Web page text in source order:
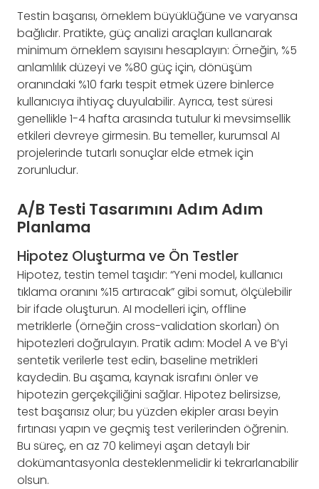
Testin başarısı, örneklem büyüklüğüne ve varyansa
bağlıdır. Pratikte, güç analizi araçları kullanarak
minimum örneklem sayısını hesaplayın: Örneğin, %5
anlamlılık düzeyi ve %80 güç için, dönüşüm
oranındaki %10 farkı tespit etmek üzere binlerce
kullanıcıya ihtiyaç duyulabilir. Ayrıca, test süresi
genellikle 1-4 hafta arasında tutulur ki mevsimsellik
etkileri devreye girmesin. Bu temeller, kurumsal AI
projelerinde tutarlı sonuçlar elde etmek için
zorunludur.
A/B Testi Tasarımını Adım Adım
Planlama
Hipotez Oluşturma ve Ön Testler
Hipotez, testin temel taşıdır: “Yeni model, kullanıcı
tıklama oranını %15 artıracak” gibi somut, ölçülebilir
bir ifade oluşturun. AI modelleri için, offline
metriklerle (örneğin cross-validation skorları) ön
hipotezleri doğrulayın. Pratik adım: Model A ve B’yi
sentetik verilerle test edin, baseline metrikleri
kaydedin. Bu aşama, kaynak israfını önler ve
hipotezin gerçekçiliğini sağlar. Hipotez belirsizse,
test başarısız olur; bu yüzden ekipler arası beyin
fırtınası yapın ve geçmiş test verilerinden öğrenin.
Bu süreç, en az 70 kelimeyi aşan detaylı bir
dokümantasyonla desteklenmelidir ki tekrarlanabilir
olsun.